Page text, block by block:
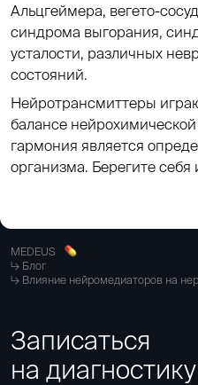
Альцгеймера, вегето-
синдрома выгорания,
усталости, различных
состояний.
Нейротрансмиттеры
балансе
гармония является
организма. Берегите
MEDEUS
Блог
Влияние нейромедиаторов на
Записаться
на диагностику